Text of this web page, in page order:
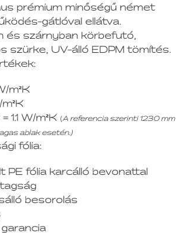
prémium minőségű német
gátlóval ellátva.
és szárnyban körbefutó,
szürke, UV-álló EDPM tömítés.
m²K
m²K
1.1 W/m²K (A referencia szerinti 1230 mm
ablak esetén.)
fólia:
PE fólia karcálló bevonattal
besorolás